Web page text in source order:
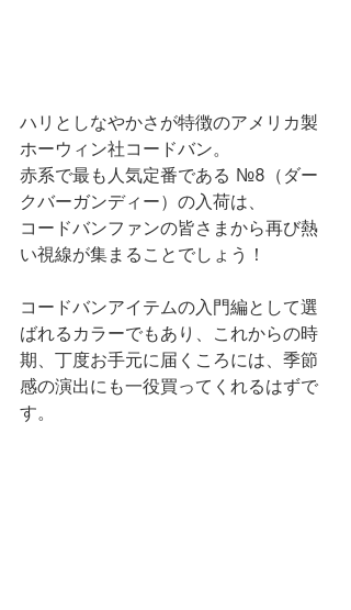
ハリとしなやかさが特徴のアメリカ製
ホーウィン社コードバン。
赤系で最も人気定番である №8（ダー
クバーガンディー）の入荷は、
コードバンファンの皆さまから再び熱
い視線が集まることでしょう！
コードバンアイテムの入門編として選
ばれるカラーでもあり、これからの時
期、丁度お手元に届くころには、季節
感の演出にも一役買ってくれるはずで
す。